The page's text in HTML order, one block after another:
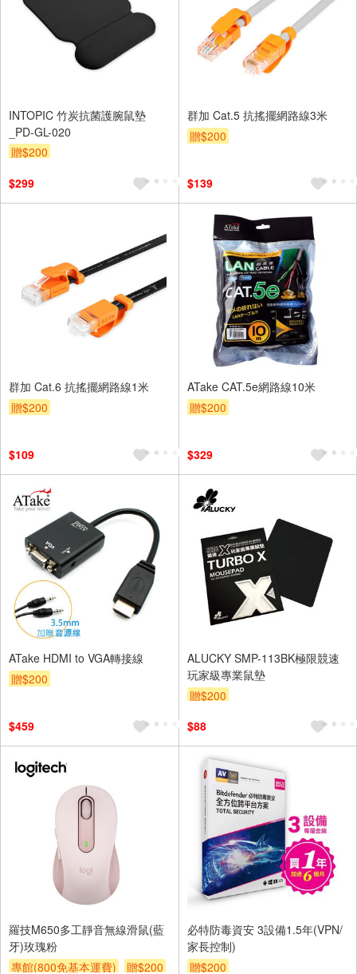
INTOPIC 竹炭抗菌護腕鼠墊
_PD-GL-020
贈$200
$299
群加 Cat.5 抗搖擺網路線3米
贈$200
$139
群加 Cat.6 抗搖擺網路線1米
贈$200
$109
ATake CAT.5e網路線10米
贈$200
$329
ATake HDMI to VGA轉接線
贈$200
$459
ALUCKY SMP-113BK極限競速
玩家級專業鼠墊
贈$200
$88
羅技M650多工靜音無線滑鼠(藍
牙)玫瑰粉
專館(800免基本運費)
贈$200
必特防毒資安 3設備1.5年(VPN/
家長控制)
贈$200